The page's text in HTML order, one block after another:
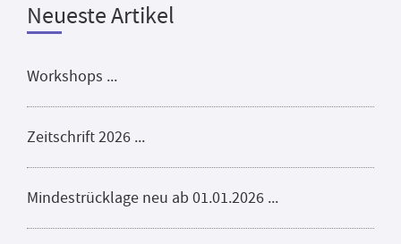
Neueste Artikel
Workshops ...
Zeitschrift 2026 ...
Mindestrücklage neu ab 01.01.2026 ...